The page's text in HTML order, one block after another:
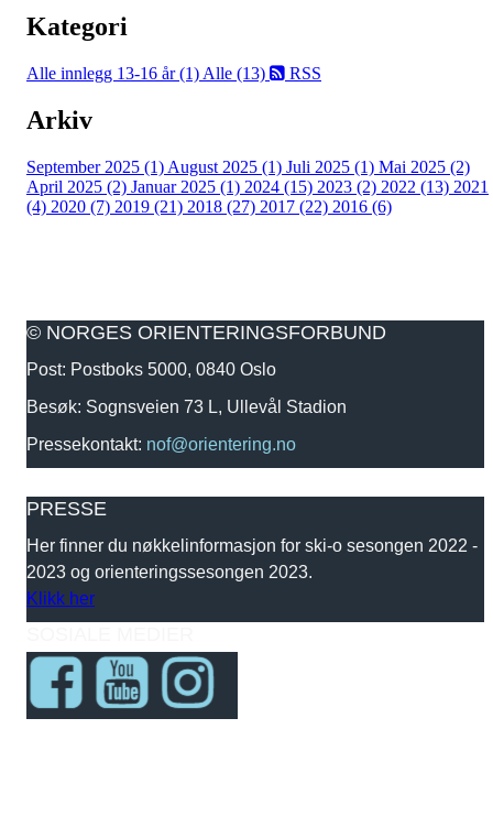
Kategori
Alle innlegg 13-16 år (1) Alle (13) RSS
Arkiv
September 2025 (1) August 2025 (1) Juli 2025 (1) Mai 2025 (2)
April 2025 (2) Januar 2025 (1) 2024 (15) 2023 (2) 2022 (13) 2021
(4) 2020 (7) 2019 (21) 2018 (27) 2017 (22) 2016 (6)
© NORGES ORIENTERINGSFORBUND
Post: Postboks 5000, 0840 Oslo
Besøk: Sognsveien 73 L, Ullevål Stadion
Pressekontakt: nof@orientering.no
PRESSE
Her finner du nøkkelinformasjon for ski-o sesongen 2022 -
2023 og orienteringssesongen 2023.
Klikk her